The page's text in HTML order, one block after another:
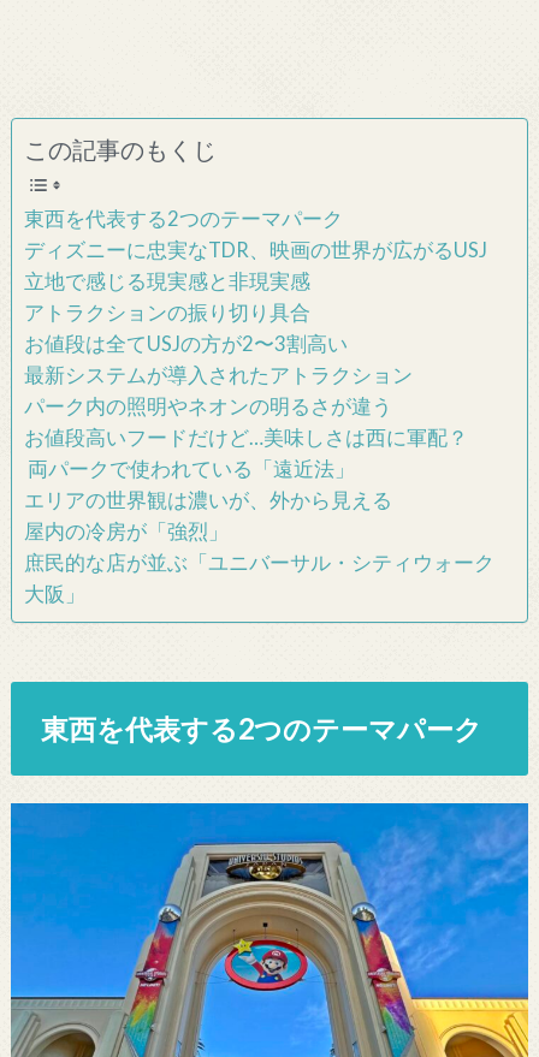
この記事のもくじ
東西を代表する2つのテーマパーク
ディズニーに忠実なTDR、映画の世界が広がるUSJ
立地で感じる現実感と非現実感
アトラクションの振り切り具合
お値段は全てUSJの方が2〜3割高い
最新システムが導入されたアトラクション
パーク内の照明やネオンの明るさが違う
お値段高いフードだけど…美味しさは西に軍配？
両パークで使われている「遠近法」
エリアの世界観は濃いが、外から見える
屋内の冷房が「強烈」
庶民的な店が並ぶ「ユニバーサル・シティウォーク
大阪」
東西を代表する2つのテーマパーク